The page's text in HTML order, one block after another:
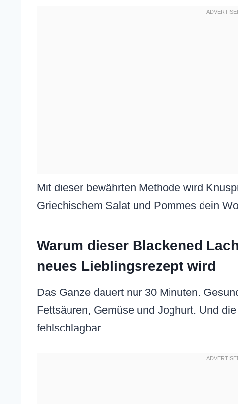
Mit dieser bewährten Methode wird
Griechischem Salat und Pommes dein
Warum dieser Blackened
neues Lieblingsrezept wird
Das Ganze dauert nur 30 Minuten.
Fettsäuren, Gemüse und Joghurt. Und
fehlschlagbar.